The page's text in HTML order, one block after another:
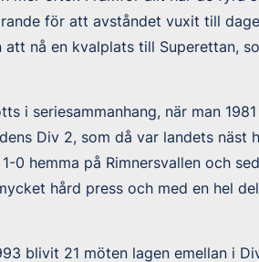
för att avståndet vuxit till
nå en kvalplats till Superettan,
i seriesammanhang, när man
Div 2, som då var landets näst
0 hemma på Rimnersvallen och
hård press och med en hel
blivit 21 möten lagen emellan i